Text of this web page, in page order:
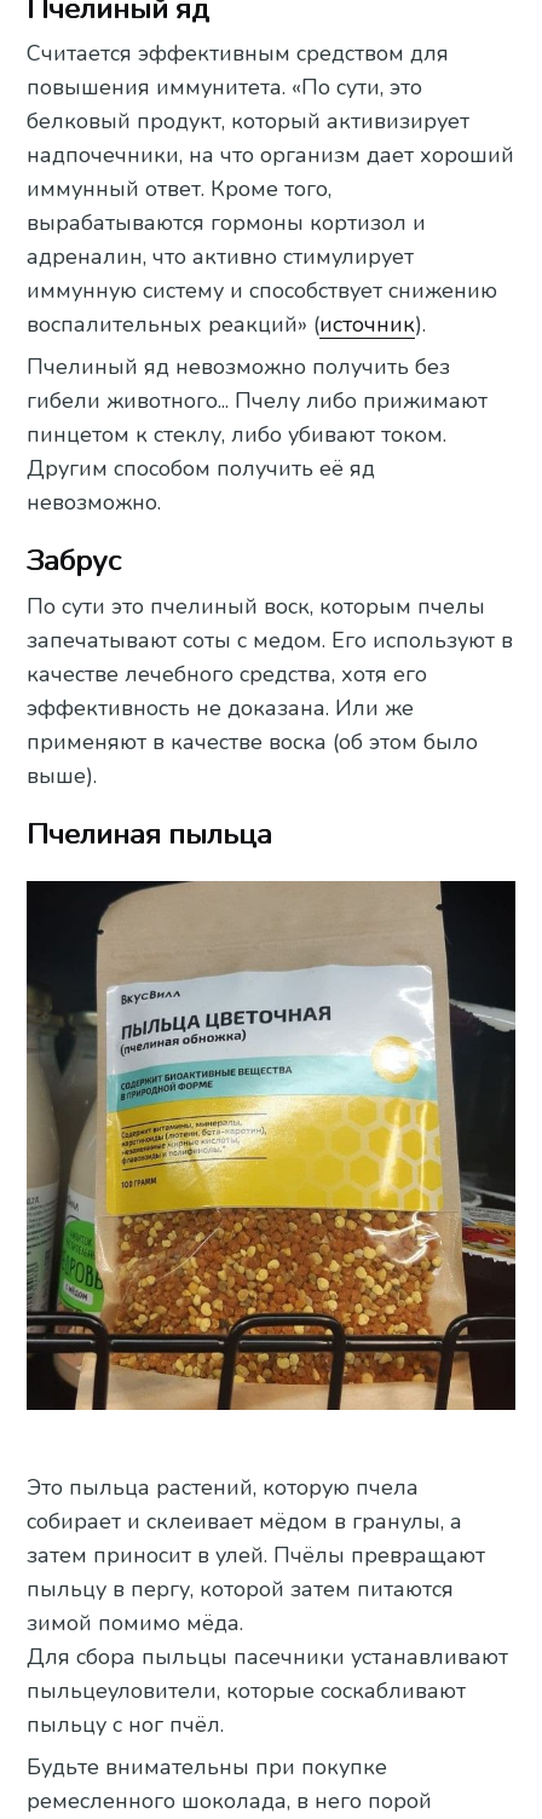
Пчелиный яд
Считается эффективным средством для
повышения иммунитета. «По сути, это
белковый продукт, который активизирует
надпочечники, на что организм дает хороший
иммунный ответ. Кроме того,
вырабатываются гормоны кортизол и
адреналин, что активно стимулирует
иммунную систему и способствует снижению
воспалительных реакций» (источник).
Пчелиный яд невозможно получить без
гибели животного... Пчелу либо прижимают
пинцетом к стеклу, либо убивают током.
Другим способом получить её яд
невозможно.
Забрус
По сути это пчелиный воск, которым пчелы
запечатывают соты с медом. Его используют в
качестве лечебного средства, хотя его
эффективность не доказана. Или же
применяют в качестве воска (об этом было
выше).
Пчелиная пыльца
Это пыльца растений, которую пчела
собирает и склеивает мёдом в гранулы, а
затем приносит в улей. Пчёлы превращают
пыльцу в пергу, которой затем питаются
зимой помимо мёда.
Для сбора пыльцы пасечники устанавливают
пыльцеуловители, которые соскабливают
пыльцу с ног пчёл.
Будьте внимательны при покупке
ремесленного шоколада, в него порой